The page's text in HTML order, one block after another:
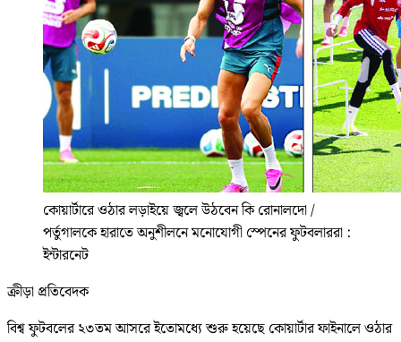
কোয়ার্টারে ওঠার লড়াইয়ে জ্বলে উঠবেন কি রোনালদো /
পর্তুগালকে হারাতে অনুশীলনে মনোযোগী স্পেনের ফুটবলাররা :
ইন্টারনেট
ক্রীড়া প্রতিবেদক
বিশ্ব ফুটবলের ২৩তম আসরে ইতোমধ্যে শুরু হয়েছে কোয়ার্টার ফাইনালে ওঠার